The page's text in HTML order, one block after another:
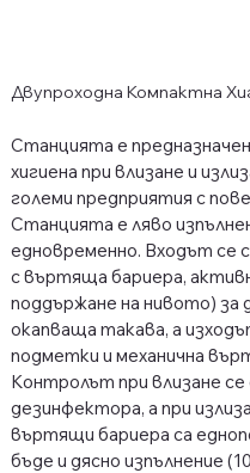
Двупроходна Компактна
Станцията е
хигиена при влизане и
големи предприятия с
Станцията е ляво
едновременно. Входът се
с въртяща бариера,
поддържане на нивото) за
окапваща такава, а
подметки и механична
Контролът при влизане
дезинфектора, а при
въртящи бариера са
бъде и дясно изпълнение